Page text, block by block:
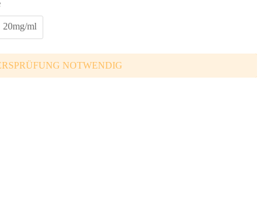
20mg/ml
NOTWENDIG